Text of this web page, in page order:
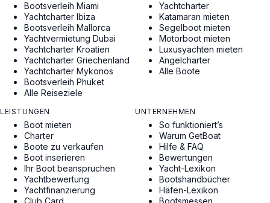
Bootsverleih Miami
Yachtcharter Ibiza
Bootsverleih Mallorca
Yachtvermietung Dubai
Yachtcharter Kroatien
Yachtcharter Griechenland
Yachtcharter Mykonos
Bootsverleih Phuket
Alle Reiseziele
Yachtcharter
Katamaran mieten
Segelboot mieten
Motorboot mieten
Luxusyachten mieten
Angelcharter
Alle Boote
LEISTUNGEN
Boot mieten
Charter
Boote zu verkaufen
Boot inserieren
Ihr Boot beanspruchen
Yachtbewertung
Yachtfinanzierung
Club Card
UNTERNEHMEN
So funktioniert’s
Warum GetBoat
Hilfe & FAQ
Bewertungen
Yacht-Lexikon
Bootshandbücher
Häfen-Lexikon
Bootsmessen